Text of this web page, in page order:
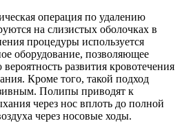
операция по удалению
на слизистых оболочках в
процедуры используется
оборудование, позволяющее
развития кровотечения
Кроме того, такой подход
Полипы приводят к
через нос вплоть до полной
через носовые ходы.